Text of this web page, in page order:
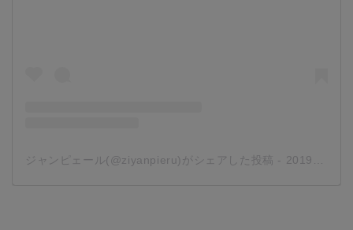
ジャンピェール(@ziyanpieru)がシェアした投稿 - 2019年12月月18日午前6時39分PST